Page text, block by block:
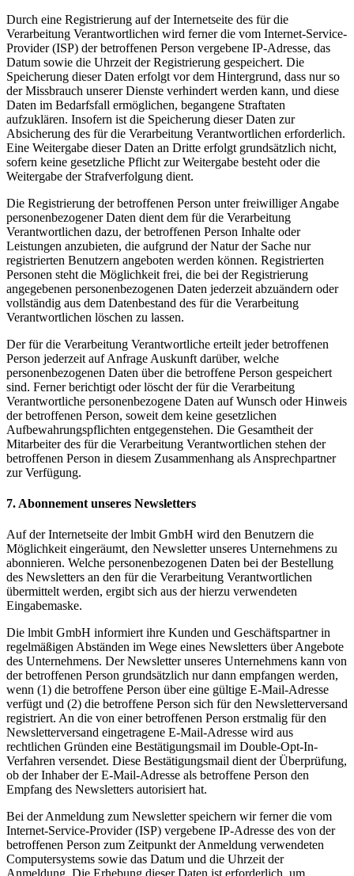
Durch eine Registrierung auf der Internetseite des für die
Verarbeitung Verantwortlichen wird ferner die vom Internet-Service-
Provider (ISP) der betroffenen Person vergebene IP-Adresse, das
Datum sowie die Uhrzeit der Registrierung gespeichert. Die
Speicherung dieser Daten erfolgt vor dem Hintergrund, dass nur so
der Missbrauch unserer Dienste verhindert werden kann, und diese
Daten im Bedarfsfall ermöglichen, begangene Straftaten
aufzuklären. Insofern ist die Speicherung dieser Daten zur
Absicherung des für die Verarbeitung Verantwortlichen erforderlich.
Eine Weitergabe dieser Daten an Dritte erfolgt grundsätzlich nicht,
sofern keine gesetzliche Pflicht zur Weitergabe besteht oder die
Weitergabe der Strafverfolgung dient.
Die Registrierung der betroffenen Person unter freiwilliger Angabe
personenbezogener Daten dient dem für die Verarbeitung
Verantwortlichen dazu, der betroffenen Person Inhalte oder
Leistungen anzubieten, die aufgrund der Natur der Sache nur
registrierten Benutzern angeboten werden können. Registrierten
Personen steht die Möglichkeit frei, die bei der Registrierung
angegebenen personenbezogenen Daten jederzeit abzuändern oder
vollständig aus dem Datenbestand des für die Verarbeitung
Verantwortlichen löschen zu lassen.
Der für die Verarbeitung Verantwortliche erteilt jeder betroffenen
Person jederzeit auf Anfrage Auskunft darüber, welche
personenbezogenen Daten über die betroffene Person gespeichert
sind. Ferner berichtigt oder löscht der für die Verarbeitung
Verantwortliche personenbezogene Daten auf Wunsch oder Hinweis
der betroffenen Person, soweit dem keine gesetzlichen
Aufbewahrungspflichten entgegenstehen. Die Gesamtheit der
Mitarbeiter des für die Verarbeitung Verantwortlichen stehen der
betroffenen Person in diesem Zusammenhang als Ansprechpartner
zur Verfügung.
7. Abonnement unseres Newsletters
Auf der Internetseite der lmbit GmbH wird den Benutzern die
Möglichkeit eingeräumt, den Newsletter unseres Unternehmens zu
abonnieren. Welche personenbezogenen Daten bei der Bestellung
des Newsletters an den für die Verarbeitung Verantwortlichen
übermittelt werden, ergibt sich aus der hierzu verwendeten
Eingabemaske.
Die lmbit GmbH informiert ihre Kunden und Geschäftspartner in
regelmäßigen Abständen im Wege eines Newsletters über Angebote
des Unternehmens. Der Newsletter unseres Unternehmens kann von
der betroffenen Person grundsätzlich nur dann empfangen werden,
wenn (1) die betroffene Person über eine gültige E-Mail-Adresse
verfügt und (2) die betroffene Person sich für den Newsletterversand
registriert. An die von einer betroffenen Person erstmalig für den
Newsletterversand eingetragene E-Mail-Adresse wird aus
rechtlichen Gründen eine Bestätigungsmail im Double-Opt-In-
Verfahren versendet. Diese Bestätigungsmail dient der Überprüfung,
ob der Inhaber der E-Mail-Adresse als betroffene Person den
Empfang des Newsletters autorisiert hat.
Bei der Anmeldung zum Newsletter speichern wir ferner die vom
Internet-Service-Provider (ISP) vergebene IP-Adresse des von der
betroffenen Person zum Zeitpunkt der Anmeldung verwendeten
Computersystems sowie das Datum und die Uhrzeit der